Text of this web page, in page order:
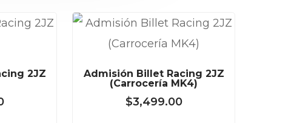
2JZ
Admisión Billet Racing 2JZ
(Carrocería MK4)
$3,499.00